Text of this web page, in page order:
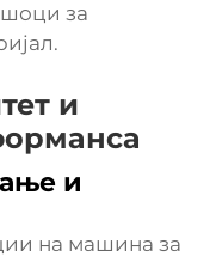
за
и
и
на машина за